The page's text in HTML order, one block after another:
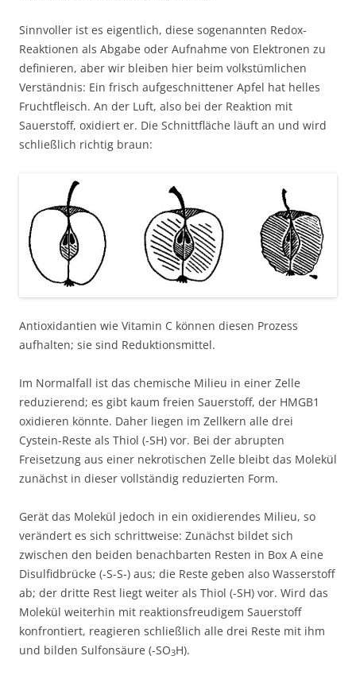
Sinnvoller ist es eigentlich, diese sogenannten Redox-
Reaktionen als Abgabe oder Aufnahme von Elektronen zu
definieren, aber wir bleiben hier beim volkstümlichen
Verständnis: Ein frisch aufgeschnittener Apfel hat helles
Fruchtfleisch. An der Luft, also bei der Reaktion mit
Sauerstoff, oxidiert er. Die Schnittfläche läuft an und wird
schließlich richtig braun:
Antioxidantien wie Vitamin C können diesen Prozess
aufhalten; sie sind Reduktionsmittel.
Im Normalfall ist das chemische Milieu in einer Zelle
reduzierend; es gibt kaum freien Sauerstoff, der HMGB1
oxidieren könnte. Daher liegen im Zellkern alle drei
Cystein-Reste als Thiol (-SH) vor. Bei der abrupten
Freisetzung aus einer nekrotischen Zelle bleibt das Molekül
zunächst in dieser vollständig reduzierten Form.
Gerät das Molekül jedoch in ein oxidierendes Milieu, so
verändert es sich schrittweise: Zunächst bildet sich
zwischen den beiden benachbarten Resten in Box A eine
Disulfidbrücke (-S-S-) aus; die Reste geben also Wasserstoff
ab; der dritte Rest liegt weiter als Thiol (-SH) vor. Wird das
Molekül weiterhin mit reaktionsfreudigem Sauerstoff
konfrontiert, reagieren schließlich alle drei Reste mit ihm
und bilden Sulfonsäure (-SO3H).